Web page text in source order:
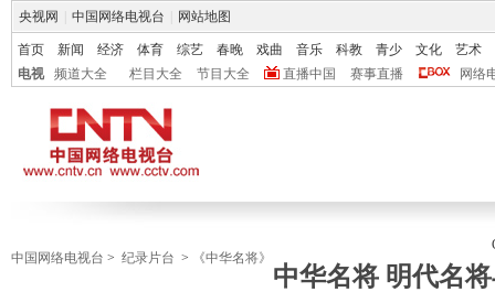
央视网 中国网络电视台 网站地图
首页 新闻 经济 体育 综艺 春晚 戏曲 音乐 科教 青少 文化
艺术
电视
频道大全 栏目大全 节目大全 直播中国 赛事直播 网络
中国网络电视台 > 纪录片台 > 《中华名将》
中华名将 明代名